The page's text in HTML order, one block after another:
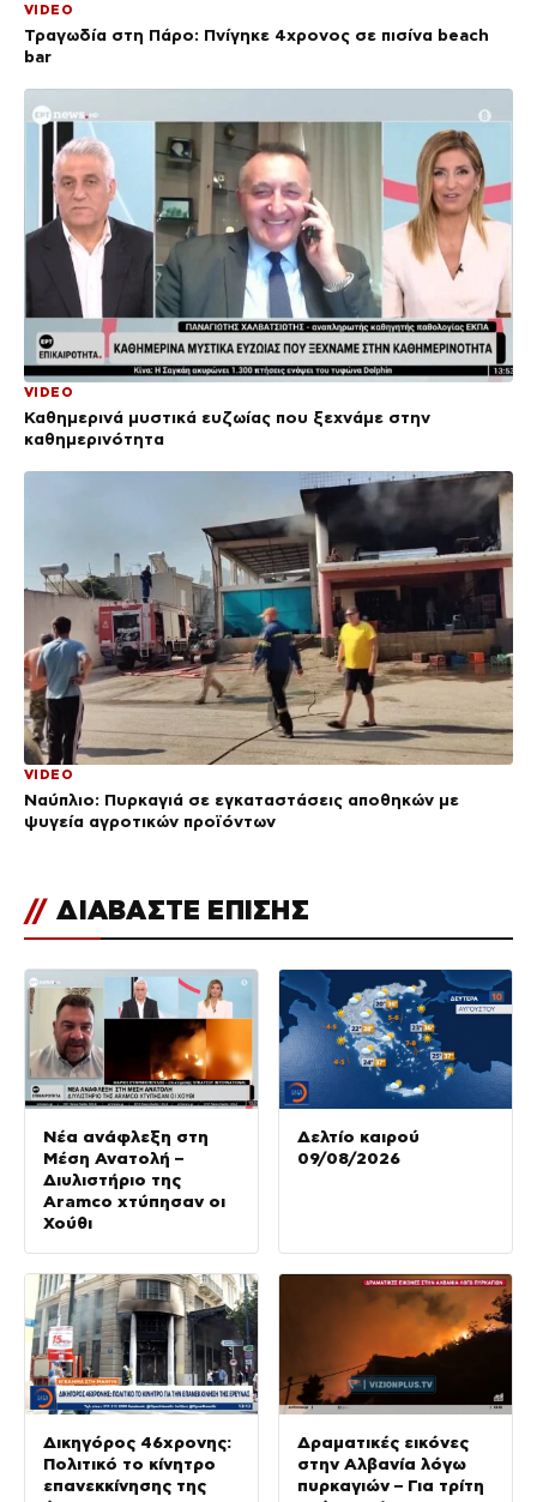
VIDEO
Τραγωδία στη Πάρο: Πνίγηκε 4χρονος σε πισίνα beach
bar
VIDEO
Καθημερινά μυστικά ευζωίας που ξεχνάμε στην
καθημερινότητα
VIDEO
Ναύπλιο: Πυρκαγιά σε εγκαταστάσεις αποθηκών με
ψυγεία αγροτικών προϊόντων
// ΔΙΑΒΑΣΤΕ ΕΠΙΣΗΣ
Νέα ανάφλεξη στη
Μέση Ανατολή –
Διυλιστήριο της
Aramco χτύπησαν οι
Χούθι
Δελτίο καιρού
09/08/2026
Δικηγόρος 46χρονης:
Πολιτικό το κίνητρο
επανεκκίνησης της
Δραματικές εικόνες
στην Αλβανία λόγω
πυρκαγιών – Για τρίτη